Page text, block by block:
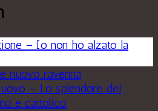
– Io non ho alzato la
– Lo splendore del
e cattolico